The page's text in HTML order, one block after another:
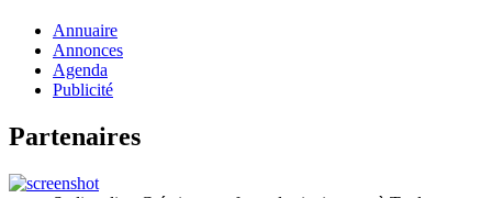
Annuaire
Annonces
Agenda
Publicité
Partenaires